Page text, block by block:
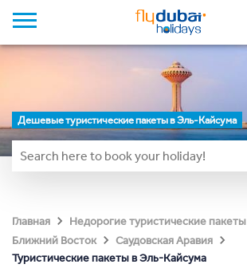
Дешевые туристические пакеты в Эль-Кайсума
Главная
Недорогие туристические пакеты
Ближний Восток
Саудовская Аравия
Туристические пакеты в Эль-Кайсума